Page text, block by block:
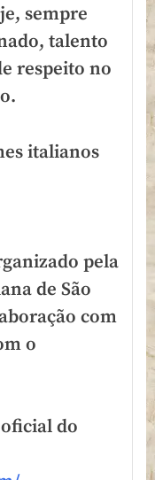
sempre
talento
respeito no
italianos
pela
de São
com
o
do